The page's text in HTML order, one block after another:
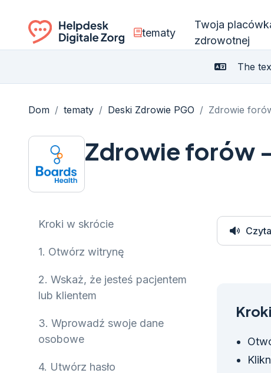
Ga naar de homepagina
tematy
Twoja
zdrowotnej
The
Dom / tematy / Deski Zdrowie PGO / Zdrowie
Zdrowie forów
Kroki w skrócie
1. Otwórz witrynę
2. Wskaż, że jesteś pacjentem
lub klientem
3. Wprowadź swoje dane
osobowe
4. Utwórz hasło